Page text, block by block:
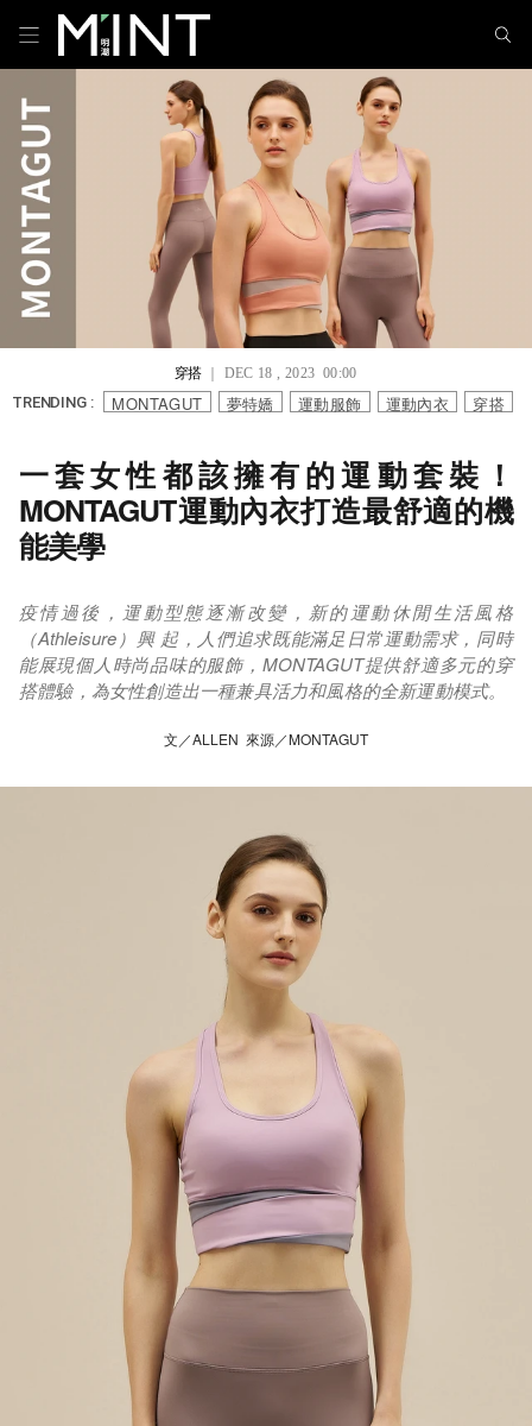
穿搭｜ DEC 18 , 2023 00:00
TRENDING : MONTAGUT 夢特嬌 運動服飾 運動內衣 穿搭
一套女性都該擁有的運動套裝！
MONTAGUT運動內衣打造最舒適的機
能美學
疫情過後，運動型態逐漸改變，新的運動休閒生活風格
（Athleisure）興 起，人們追求既能滿足日常運動需求，同時
能展現個人時尚品味的服飾，MONTAGUT提供舒適多元的穿
搭體驗，為女性創造出一種兼具活力和風格的全新運動模式。
文／ALLEN 來源／MONTAGUT